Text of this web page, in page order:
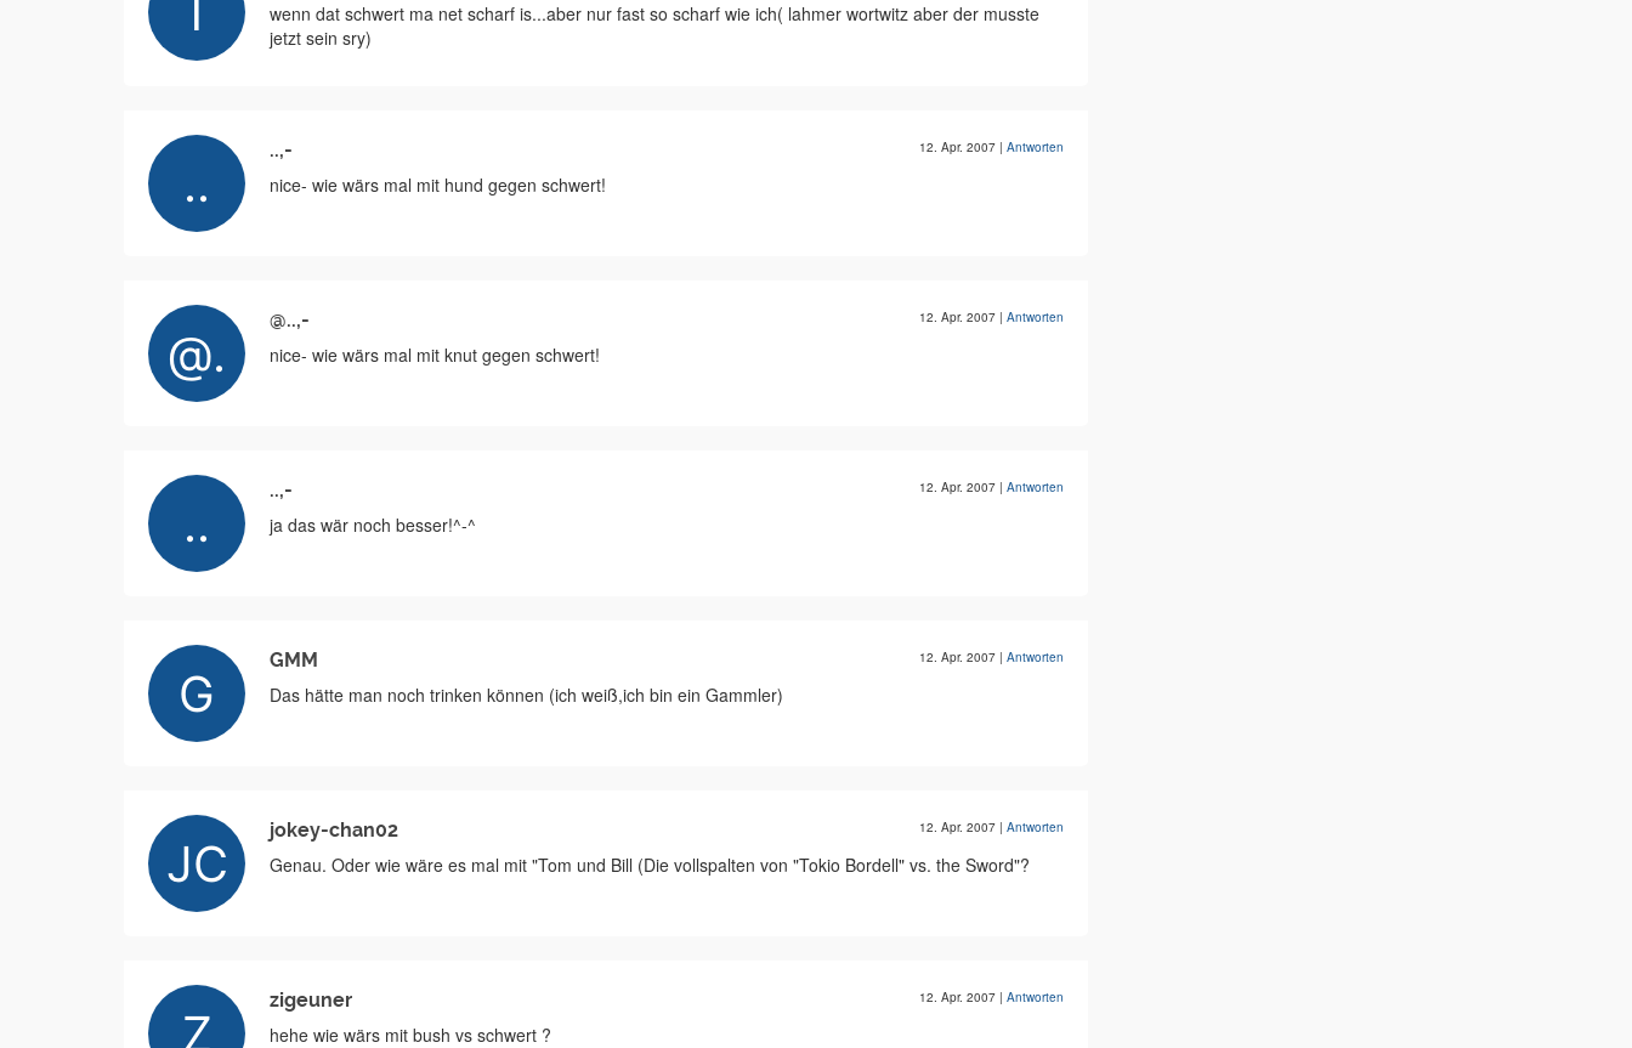
wenn dat schwert ma net scharf is...aber nur fast so scharf wie ich( lahmer wortwitz aber der musste
jetzt sein sry)
..,- 12. Apr. 2007 | Antworten
nice- wie wärs mal mit hund gegen schwert!
@..,- 12. Apr. 2007 | Antworten
nice- wie wärs mal mit knut gegen schwert!
..,- 12. Apr. 2007 | Antworten
ja das wär noch besser!^-^
GMM 12. Apr. 2007 | Antworten
Das hätte man noch trinken können (ich weiß,ich bin ein Gammler)
jokey-chan02 12. Apr. 2007 | Antworten
Genau. Oder wie wäre es mal mit "Tom und Bill (Die vollspalten von "Tokio Bordell" vs. the Sword"?
zigeuner 12. Apr. 2007 | Antworten
hehe wie wärs mit bush vs schwert ?